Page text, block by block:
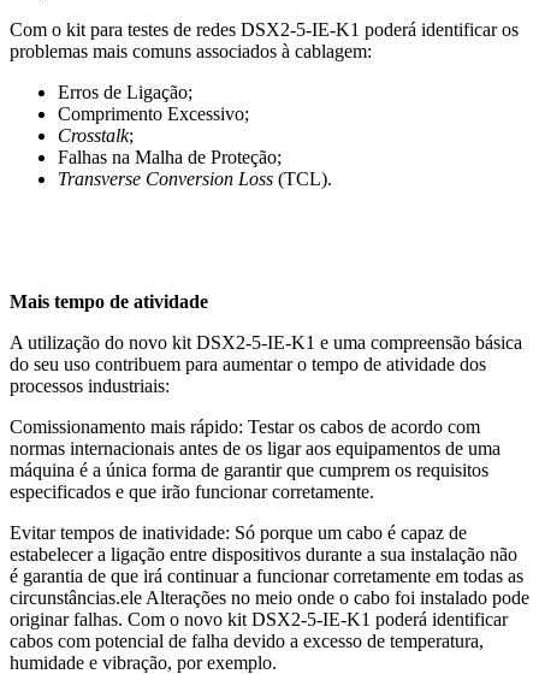
Com o kit para testes de redes DSX2-5-IE-K1 poderá identificar os
problemas mais comuns associados à cablagem:
Erros de Ligação;
Comprimento Excessivo;
Crosstalk;
Falhas na Malha de Proteção;
Transverse Conversion Loss (TCL).
Mais tempo de atividade
A utilização do novo kit DSX2-5-IE-K1 e uma compreensão básica
do seu uso contribuem para aumentar o tempo de atividade dos
processos industriais:
Comissionamento mais rápido: Testar os cabos de acordo com
normas internacionais antes de os ligar aos equipamentos de uma
máquina é a única forma de garantir que cumprem os requisitos
especificados e que irão funcionar corretamente.
Evitar tempos de inatividade: Só porque um cabo é capaz de
estabelecer a ligação entre dispositivos durante a sua instalação não
é garantia de que irá continuar a funcionar corretamente em todas as
circunstâncias.ele Alterações no meio onde o cabo foi instalado pode
originar falhas. Com o novo kit DSX2-5-IE-K1 poderá identificar
cabos com potencial de falha devido a excesso de temperatura,
humidade e vibração, por exemplo.